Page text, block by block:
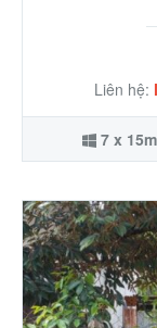
Liên hệ:
7 x 15m